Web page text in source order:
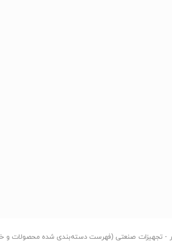
- تجهیزات صنعتی (فهرست دسته‌بندی شده محصولات و